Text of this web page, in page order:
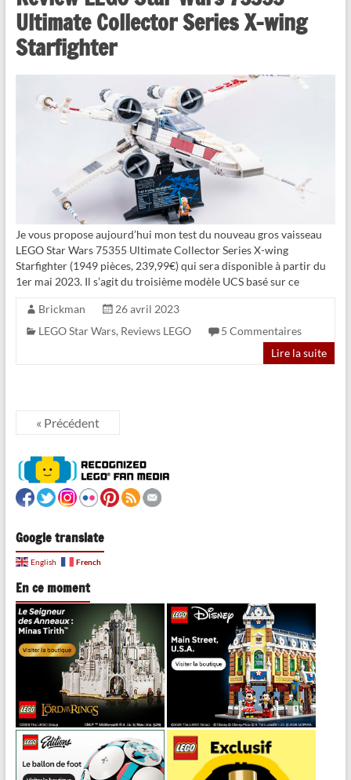
Ultimate Collector Series X-wing
Starfighter
Je vous propose aujourd’hui mon test du nouveau gros vaisseau
LEGO Star Wars 75355 Ultimate Collector Series X-wing
Starfighter (1949 pièces, 239,99€) qui sera disponible à partir du
1er mai 2023. Il s’agit du troisième modèle UCS basé sur ce
Brickman
26 avril 2023
LEGO Star Wars, Reviews LEGO
5 Commentaires
Lire la suite
« Précédent
Google translate
English French
En ce moment